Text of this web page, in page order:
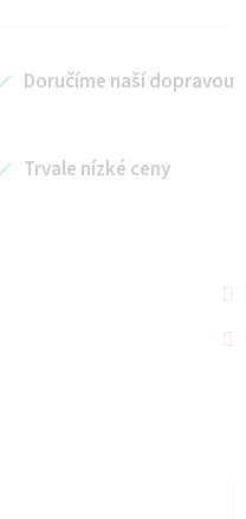
Doručíme naší dopravou
Trvale nízké ceny